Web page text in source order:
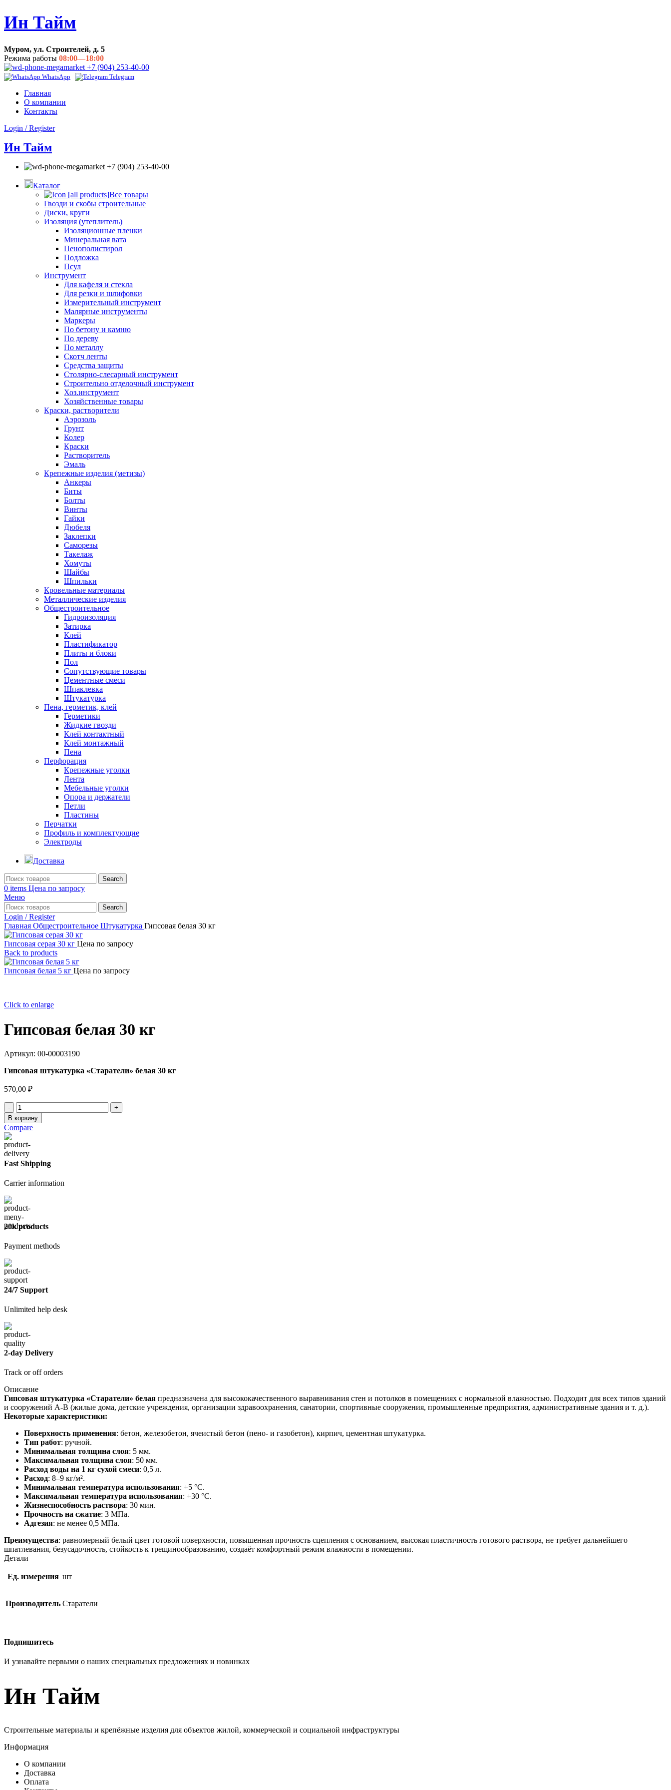
Ин Тайм
Муром, ул. Строителей, д. 5
Режима работы 08:00—18:00
+7 (904) 253-40-00
WhatsApp Telegram
Главная
О компании
Контакты
Login / Register
Ин Тайм
+7 (904) 253-40-00
Каталог
Все товары
Гвозди и скобы строительные
Диски, круги
Изоляция (утеплитель)
Изоляционные пленки
Минеральная вата
Пенополистирол
Подложка
Псул
Инструмент
Для кафеля и стекла
Для резки и шлифовки
Измерительный инструмент
Малярные инструменты
Маркеры
По бетону и камню
По дереву
По металлу
Скотч ленты
Средства защиты
Столярно-слесарный инструмент
Строительно отделочный инструмент
Хоз.инструмент
Хозяйственные товары
Краски, растворители
Аэрозоль
Грунт
Колер
Краски
Растворитель
Эмаль
Крепежные изделия (метизы)
Анкеры
Биты
Болты
Винты
Гайки
Дюбеля
Заклепки
Саморезы
Такелаж
Хомуты
Шайбы
Шпильки
Кровельные материалы
Металлические изделия
Общестроительное
Гидроизоляция
Затирка
Клей
Пластификатор
Плиты и блоки
Пол
Сопутствующие товары
Цементные смеси
Шпаклевка
Штукатурка
Пена, герметик, клей
Герметики
Жидкие гвозди
Клей контактный
Клей монтажный
Пена
Перфорация
Крепежные уголки
Лента
Мебельные уголки
Опора и держатели
Петли
Пластины
Перчатки
Профиль и комплектующие
Электроды
Доставка
Search
0 items Цена по запросу
Меню
Search
Login / Register
Главная Общестроительное Штукатурка Гипсовая белая 30 кг
Гипсовая серая 30 кг Цена по запросу
Back to products
Гипсовая белая 5 кг Цена по запросу
Click to enlarge
Гипсовая белая 30 кг
Артикул: 00-00003190
Гипсовая штукатурка «Старатели» белая 30 кг
570,00 ₽
Количество
товара
Гипсовая
белая
30
кг
В корзину
Compare
Fast Shipping
Carrier information
20k products
Payment methods
24/7 Support
Unlimited help desk
2-day Delivery
Track or off orders
Описание
Гипсовая штукатурка «Старатели» белая предназначена для высококачественного выравнивания стен и потолков в помещениях с нормальной влажностью. Подходит для всех типов зданий
и сооружений А-В (жилые дома, детские учреждения, организации здравоохранения, санатории, спортивные сооружения, промышленные предприятия, административные здания и т. д.).
Некоторые характеристики:
Поверхность применения: бетон, железобетон, ячеистый бетон (пено- и газобетон), кирпич, цементная штукатурка.
Тип работ: ручной.
Минимальная толщина слоя: 5 мм.
Максимальная толщина слоя: 50 мм.
Расход воды на 1 кг сухой смеси: 0,5 л.
Расход: 8–9 кг/м².
Минимальная температура использования: +5 °С.
Максимальная температура использования: +30 °С.
Жизнеспособность раствора: 30 мин.
Прочность на сжатие: 3 МПа.
Адгезия: не менее 0,5 МПа.
Преимущества: равномерный белый цвет готовой поверхности, повышенная прочность сцепления с основанием, высокая пластичность готового раствора, не требует дальнейшего
шпатлевания, безусадочность, стойкость к трещинообразованию, создаёт комфортный режим влажности в помещении.
Детали
Ед. измерения шт
Производитель Старатели
Подпишитесь
И узнавайте первыми о наших специальных предложениях и новинках
Ин Тайм
Строительные материалы и крепёжные изделия для объектов жилой, коммерческой и социальной инфраструктуры
Информация
О компании
Доставка
Оплата